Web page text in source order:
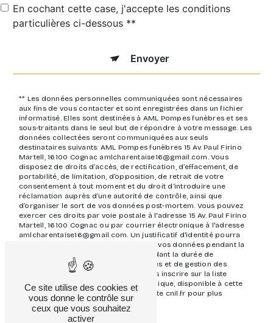
En cochant cette case, j'accepte les conditions
particulières ci-dessous **
Envoyer
** Les données personnelles communiquées sont nécessaires
aux fins de vous contacter et sont enregistrées dans un fichier
informatisé. Elles sont destinées à AML Pompes funèbres et ses
sous-traitants dans le seul but de répondre à votre message. Les
données collectées seront communiquées aux seuls
destinataires suivants: AML Pompes funèbres 15 Av. Paul Firino
Martell, 16100 Cognac amlcharentaise16@gmail.com. Vous
disposez de droits d’accès, de rectification, d’effacement, de
portabilité, de limitation, d’opposition, de retrait de votre
consentement à tout moment et du droit d’introduire une
réclamation auprès d’une autorité de contrôle, ainsi que
d’organiser le sort de vos données post-mortem. Vous pouvez
exercer ces droits par voie postale à l'adresse 15 Av. Paul Firino
Martell, 16100 Cognac ou par courrier électronique à l'adresse
amlcharentaise16@gmail.com. Un justificatif d'identité pourra
vous être demandé. Nous conservons vos données pendant la
période de prise de contact puis pendant la durée de
prescription légale aux fins probatoires et de gestion des
contentieux. Vous avez le droit de vous inscrire sur la liste
d'opposition au démarchage téléphonique, disponible à cette
adresse:Bloctel.gouv.fr. Consultez le site cnil.fr pour plus
d’informations sur vos droits.
Ce site utilise des cookies et
vous donne le contrôle sur
ceux que vous souhaitez
activer